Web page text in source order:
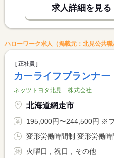
求人詳細を見る
ハローワーク求人（掲載元：北見公共職
正社員
カーライフプランナー
ネッツトヨタ北見 株式会社
北海道網走市
195,000円〜244,500円 ※フルタイム求人の場合は月額（換
火曜日，祝日，その他